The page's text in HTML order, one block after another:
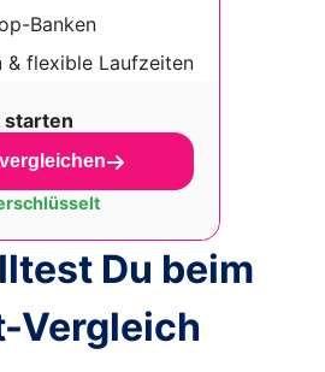
Banken
& flexible Laufzeiten
Du beim
Vergleich